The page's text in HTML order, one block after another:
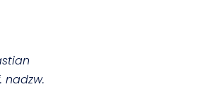
nadzw.